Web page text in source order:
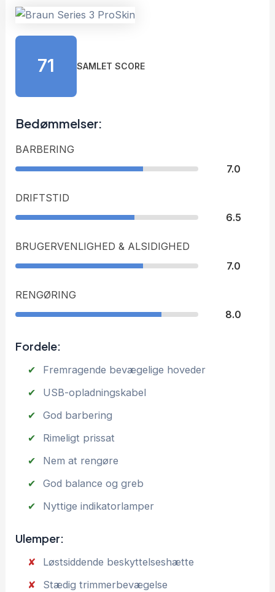
71 SAMLET SCORE
Bedømmelser:
BARBERING
7.0
DRIFTSTID
6.5
BRUGERVENLIGHED & ALSIDIGHED
7.0
RENGØRING
8.0
Fordele:
Fremragende bevægelige hoveder
USB-opladningskabel
God barbering
Rimeligt prissat
Nem at rengøre
God balance og greb
Nyttige indikatorlamper
Ulemper:
Løstsiddende beskyttelseshætte
Stædig trimmerbevægelse